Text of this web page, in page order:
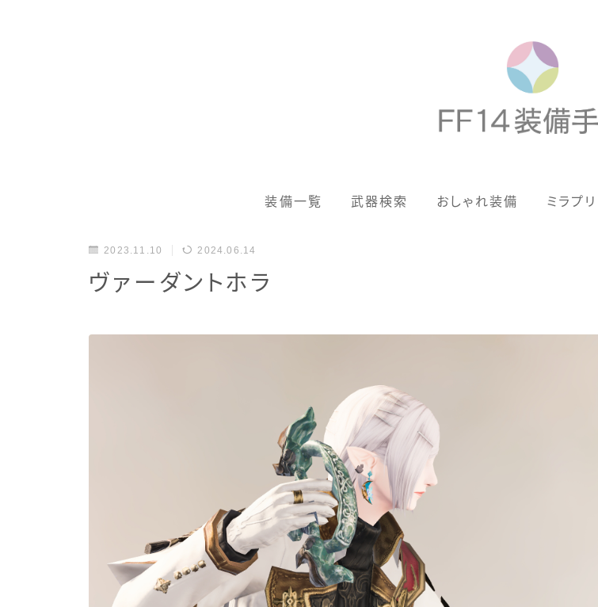
装備一覧 武器検索 おしゃれ装備 ミラプリ
男女別デザイン
目隠し
口隠し
フルフェイス
2023.11.10 2024.06.14
ヴァーダントホラ